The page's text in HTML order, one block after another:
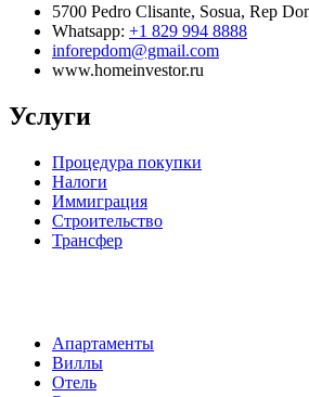
5700 Pedro Clisante, Sosua, Rep
Whatsapp: +1 829 994 8888
inforepdom@gmail.com
www.homeinvestor.ru
Услуги
Процедура покупки
Налоги
Иммиграция
Строительство
Трансфер
Апартаменты
Виллы
Отель